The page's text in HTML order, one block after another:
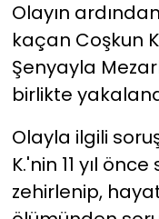
Olayın
kaçan Coşkun
Şenyayla
birlikte
Olayla ilgili
K.'nin 11 yıl
zehirlenip,